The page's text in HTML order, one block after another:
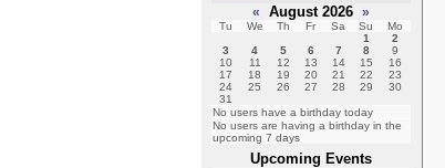
« August 2026 »
Tu We Th Fr Sa Su
Mo
1
2
3
4 5 6 7 8
9
10
11 12 13 14 15
16
17
18 19 20 21 22
23
24
25 26 27 28 29
30
31
No users have a birthday today
No users are having a birthday in the
upcoming 7 days
Upcoming Events